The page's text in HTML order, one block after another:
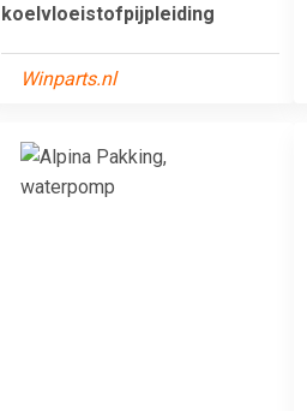
koelvloeistofpijpleiding
Winparts.nl